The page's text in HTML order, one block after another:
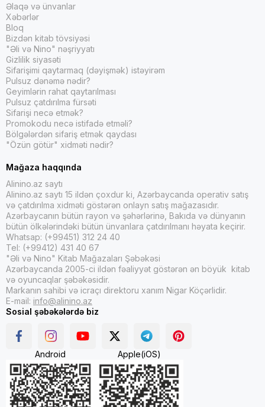
Əlaqə və ünvanlar
Xəbərlər
Bloq
Bizdən kitab tövsiyəsi
"Əli və Nino" nəşriyyatı
Gizlilik siyasəti
Sifarişimi qaytarmaq (dəyişmək) istəyirəm
Pulsuz dənəmə nədir?
Geyimlərin rahat qaytarılması
Pulsuz çatdırılma fürsəti
Sifarişi necə etmək?
Promokodu necə istifadə etməli?
Bölgələrdən sifariş etmək qaydası
"Özün götür" xidməti nədir?
Mağaza haqqında
Alinino.az saytı
Alinino.az saytı 15 ildən çoxdur ki, Azərbaycanda operativ satış
və çatdırılma xidməti göstərən onlayn satış mağazasıdır.
Azərbaycanın bütün rayon və şəhərlərinə, Bakıda və dünyanın
bütün ölkələrindəki bütün ünvanlara çatdırılmanı həyata keçirir.
Whatsap: (+99451) 312 24 40
Tel: (+99412) 431 40 67
"Əli və Nino" Kitab Mağazaları Şəbəkəsi
Azərbaycanda 2005-ci ildən fəaliyyət göstərən ən böyük kitab
və oyuncaqlar şəbəkəsidir.
Markanın sahibi və icraçı direktoru xanım Nigar Köçərlidir.
E-mail: info@alinino.az
Sosial şəbəkələrdə biz
Android Apple(iOS)